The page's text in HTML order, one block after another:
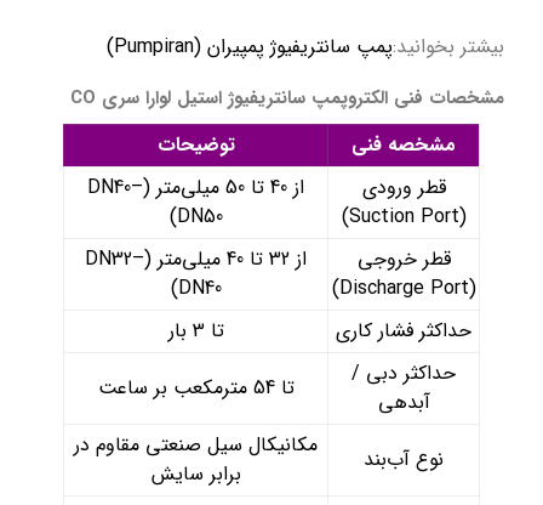
بیشتر بخوانید:پمپ سانتریفیوژ پمپیران (Pumpiran)
مشخصات فنی الکتروپمپ سانتریفیوژ استیل لوارا سری CO
مشخصه فنی
توضیحات
قطر ورودی
(Suction Port)
از 40 تا 50 میلی‌متر (DN40–
DN50)
قطر خروجی
(Discharge Port)
از 32 تا 40 میلی‌متر (DN32–
DN40)
حداکثر فشار کاری
تا 3 بار
حداکثر دبی /
آبدهی
تا 54 مترمکعب بر ساعت
نوع آب‌بند
مکانیکال سیل صنعتی مقاوم در
برابر سایش